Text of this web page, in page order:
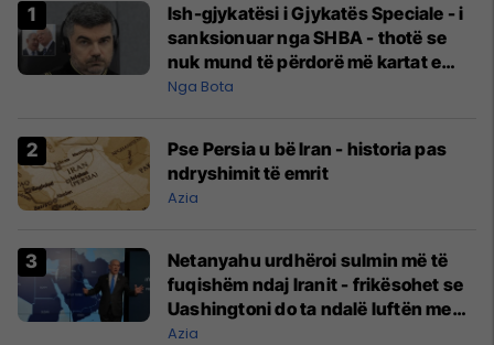
Ish-gjykatësi i Gjykatës Speciale - i
sanksionuar nga SHBA - thotë se
nuk mund të përdorë më kartat e
kreditit e as të porositë gjëra në
Nga Bota
Pse Persia u bë Iran - historia pas
ndryshimit të emrit
Azia
Netanyahu urdhëroi sulmin më të
fuqishëm ndaj Iranit - frikësohet se
Uashingtoni do ta ndalë luftën me
Teheranin
Azia